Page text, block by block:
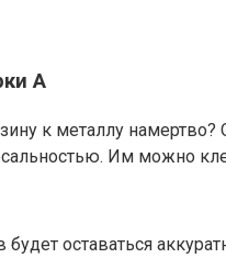
А
к металлу
Им можно
оставаться